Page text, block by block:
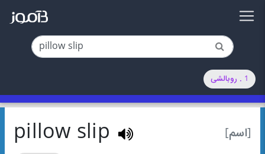
1 . روبالشی
[اسم] pillow slip